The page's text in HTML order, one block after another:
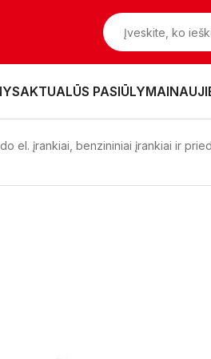
AKTUALŪS PASIŪLYMAI
el. įrankiai, benzininiai įrankiai ir